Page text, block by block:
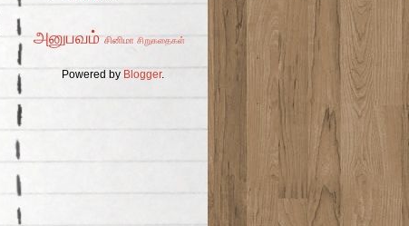
அனுபவம் சினிமா சிறுகதைகள்
Powered by Blogger.